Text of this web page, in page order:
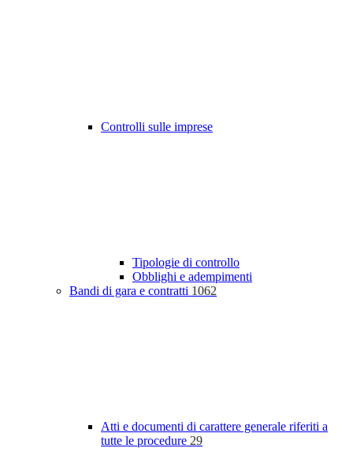
Controlli sulle imprese
Tipologie di controllo
Obblighi e adempimenti
Bandi di gara e contratti 1062
Atti e documenti di carattere generale riferiti a
tutte le procedure 29